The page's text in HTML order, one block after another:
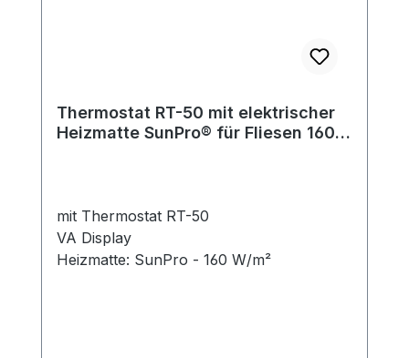
Thermostat RT-50 mit elektrischer
Heizmatte SunPro® für Fliesen 160
mit Thermostat RT-50
VA Display
Heizmatte: SunPro - 160 W/m²